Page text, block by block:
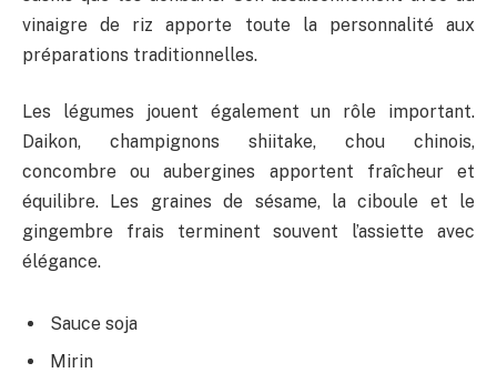
vinaigre de riz apporte toute la personnalité aux
préparations traditionnelles.
Les légumes jouent également un rôle important.
Daikon, champignons shiitake, chou chinois,
concombre ou aubergines apportent fraîcheur et
équilibre. Les graines de sésame, la ciboule et le
gingembre frais terminent souvent l’assiette avec
élégance.
Sauce soja
Mirin